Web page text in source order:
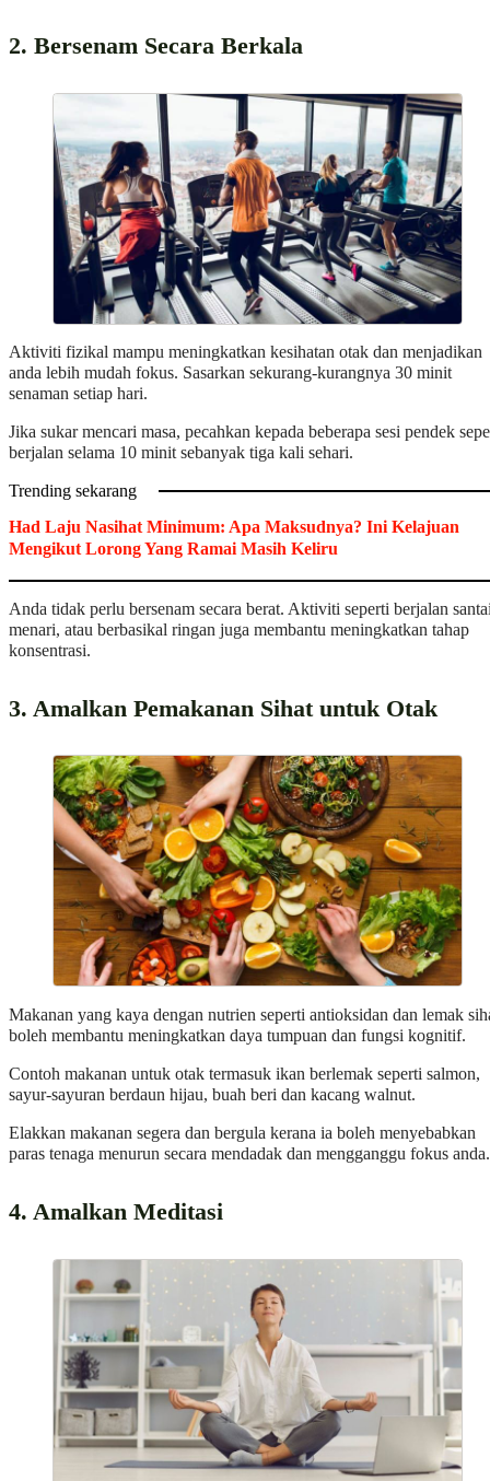
2. Bersenam Secara Berkala
Aktiviti fizikal mampu meningkatkan kesihatan otak dan menjadikan
anda lebih mudah fokus. Sasarkan sekurang-kurangnya 30 minit
senaman setiap hari.
Jika sukar mencari masa, pecahkan kepada beberapa sesi pendek
berjalan selama 10 minit sebanyak tiga kali sehari.
Trending sekarang
Had Laju Nasihat Minimum: Apa Maksudnya? Ini Kelajuan
Mengikut Lorong Yang Ramai Masih Keliru
Anda tidak perlu bersenam secara berat. Aktiviti seperti berjalan
menari, atau berbasikal ringan juga membantu meningkatkan tahap
konsentrasi.
3. Amalkan Pemakanan Sihat untuk Otak
Makanan yang kaya dengan nutrien seperti antioksidan dan lemak
boleh membantu meningkatkan daya tumpuan dan fungsi kognitif.
Contoh makanan untuk otak termasuk ikan berlemak seperti salmon,
sayur-sayuran berdaun hijau, buah beri dan kacang walnut.
Elakkan makanan segera dan bergula kerana ia boleh menyebabkan
paras tenaga menurun secara mendadak dan mengganggu fokus anda.
4. Amalkan Meditasi